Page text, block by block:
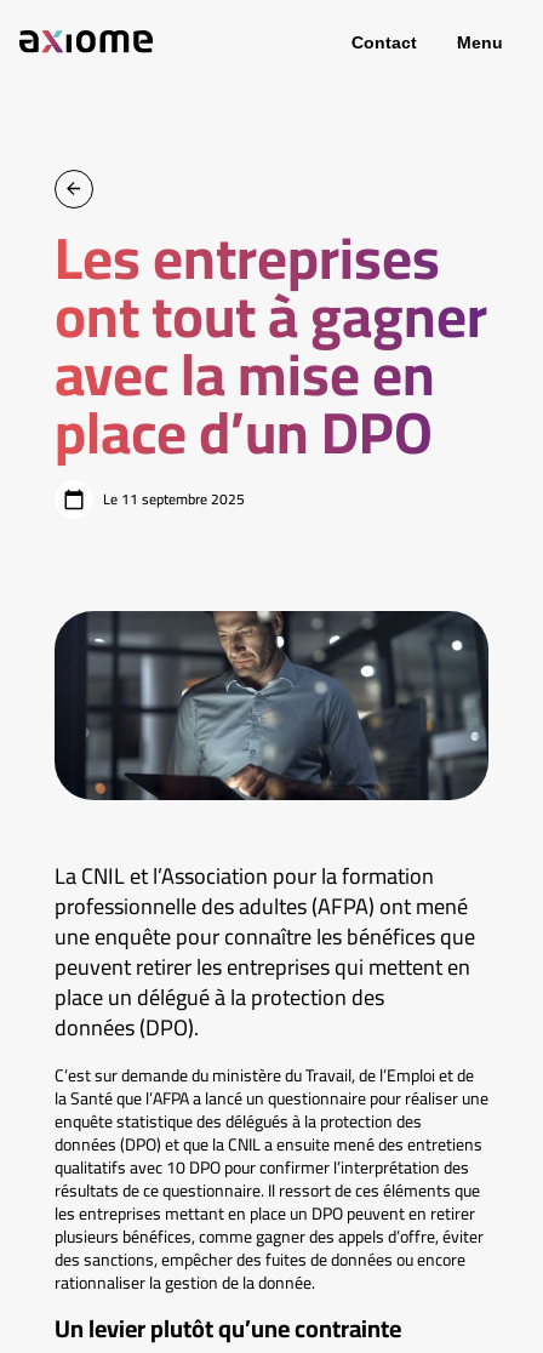
Contact Menu
Les entreprises
ont tout à gagner
avec la mise en
place d’un DPO
Le 11 septembre 2025
La CNIL et l’Association pour la formation
professionnelle des adultes (AFPA) ont mené
une enquête pour connaître les bénéfices que
peuvent retirer les entreprises qui mettent en
place un délégué à la protection des
données (DPO).
C’est sur demande du ministère du Travail, de l’Emploi et de
la Santé que l’AFPA a lancé un questionnaire pour réaliser une
enquête statistique des délégués à la protection des
données (DPO) et que la CNIL a ensuite mené des entretiens
qualitatifs avec 10 DPO pour confirmer l’interprétation des
résultats de ce questionnaire. Il ressort de ces éléments que
les entreprises mettant en place un DPO peuvent en retirer
plusieurs bénéfices, comme gagner des appels d’offre, éviter
des sanctions, empêcher des fuites de données ou encore
rationnaliser la gestion de la donnée.
Un levier plutôt qu’une contrainte